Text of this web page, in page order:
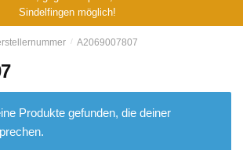
Sindelfingen möglich!
/ A2069007807
Produkte gefunden, die deiner